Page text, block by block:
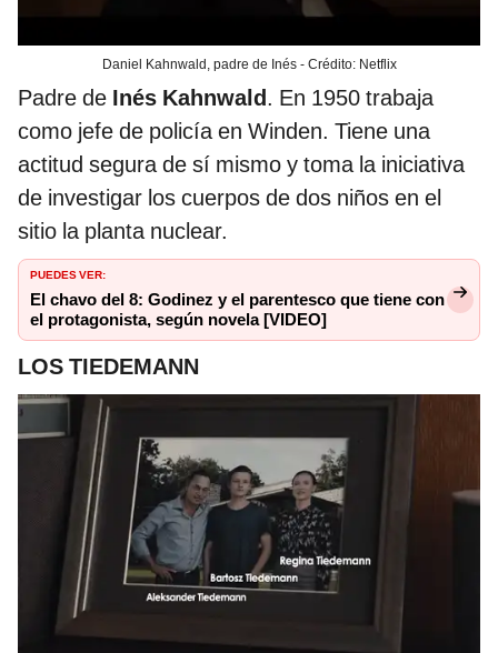
Daniel Kahnwald, padre de Inés - Crédito: Netflix
Padre de Inés Kahnwald. En 1950 trabaja
como jefe de policía en Winden. Tiene una
actitud segura de sí mismo y toma la iniciativa
de investigar los cuerpos de dos niños en el
sitio la planta nuclear.
PUEDES VER:
El chavo del 8: Godinez y el parentesco que tiene con
el protagonista, según novela [VIDEO]
LOS TIEDEMANN